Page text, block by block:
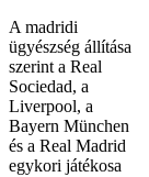
A madridi
ügyészség állítása
szerint a Real
Sociedad, a
Liverpool, a
Bayern München
és a Real Madrid
egykori játékosa